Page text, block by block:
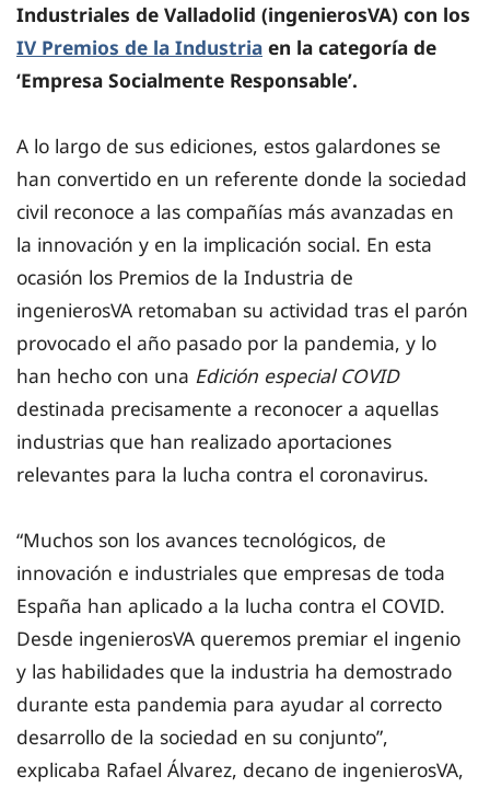
Industriales de Valladolid (ingenierosVA) con los
IV Premios de la Industria en la categoría de
‘Empresa Socialmente Responsable’.
A lo largo de sus ediciones, estos galardones se
han convertido en un referente donde la sociedad
civil reconoce a las compañías más avanzadas en
la innovación y en la implicación social. En esta
ocasión los Premios de la Industria de
ingenierosVA retomaban su actividad tras el parón
provocado el año pasado por la pandemia, y lo
han hecho con una Edición especial COVID
destinada precisamente a reconocer a aquellas
industrias que han realizado aportaciones
relevantes para la lucha contra el coronavirus.
“Muchos son los avances tecnológicos, de
innovación e industriales que empresas de toda
España han aplicado a la lucha contra el COVID.
Desde ingenierosVA queremos premiar el ingenio
y las habilidades que la industria ha demostrado
durante esta pandemia para ayudar al correcto
desarrollo de la sociedad en su conjunto”,
explicaba Rafael Álvarez, decano de ingenierosVA,